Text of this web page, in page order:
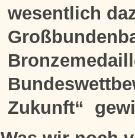
wesentlich
Zukunft“